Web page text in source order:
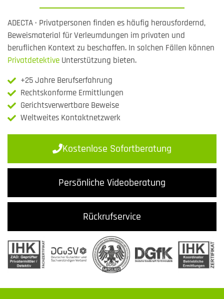
ADECTA · Privatpersonen finden es häufig herausfordernd,
Beweismaterial für Verleumdungen im privaten und
beruflichen Kontext zu beschaffen. In solchen Fällen können
Privatdetektive Unterstützung bieten.
+25 Jahre Berufserfahrung
Rechtskonforme Ermittlungen
Gerichtsverwertbare Beweise
Weltweites Kontaktnetzwerk
Kostenlose Sofortberatung
Persönliche Videoberatung
Rückrufservice